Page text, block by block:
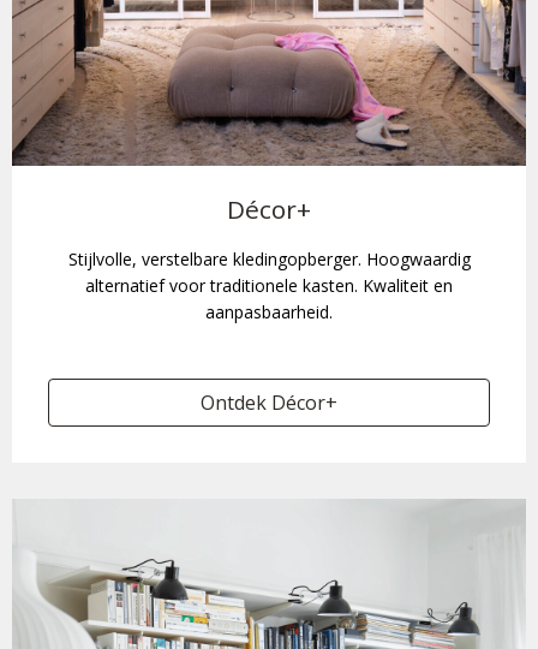
Décor+
Stijlvolle, verstelbare kledingopberger. Hoogwaardig
alternatief voor traditionele kasten. Kwaliteit en
aanpasbaarheid.
Ontdek Décor+